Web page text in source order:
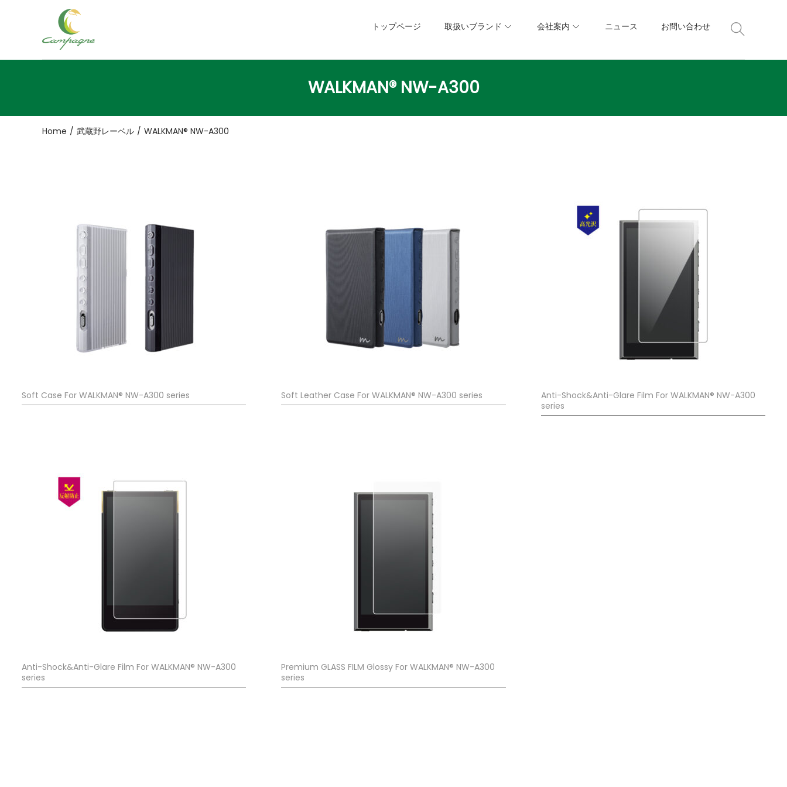
ナ
ゲ
ン
へ
コ
テ
移
動
トップページ 取扱いブランド 会社案内 ニュース お問い合わせ
WALKMAN® NW-A300
Home / 武蔵野レーベル / WALKMAN® NW-A300
Soft Case For WALKMAN® NW-A300 series Soft Leather Case For WALKMAN® NW-A300 series
Anti-Shock&Anti-Glare Film For WALKMAN® NW-A300
series
Anti-Shock&Anti-Glare Film For WALKMAN® NW-A300
series
Premium GLASS FILM Glossy For WALKMAN® NW-A300
series